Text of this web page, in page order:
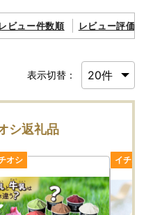
レビュー件数順 レビュー評価順
表示切替：
シ返礼品